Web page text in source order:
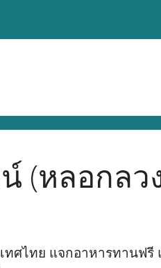
(หลอกลว
ศไทย แจกอาหารทานฟรี